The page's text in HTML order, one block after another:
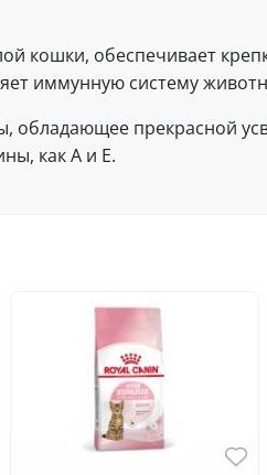
кошки, обеспечивает
иммунную систему
обладающее прекрасной
как А и Е.